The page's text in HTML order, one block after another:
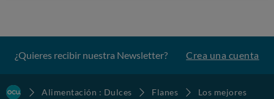
¿Quieres recibir nuestra Newsletter? Crea una cuenta
Alimentación : Dulces Flanes
Los mejores